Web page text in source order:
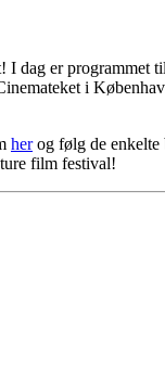
I dag er
i
herog følg de enkelte
film festival!